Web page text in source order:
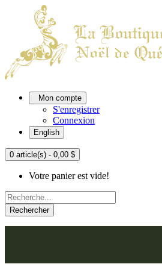
Mon compte
S'enregistrer
Connexion
English
0 article(s) - 0,00 $
Votre panier est vide!
Rechercher